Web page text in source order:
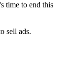
time to end this
sell ads.